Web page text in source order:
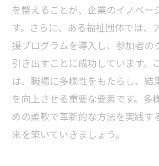
を整えることが、企業のイノベー
す。さらに、ある福祉団体では、
援プログラムを導入し、参加者の
引き出すことに成功しています。
は、職場に多様性をもたらし、結
を向上させる重要な要素です。多
めの柔軟で革新的な方法を実践す
来を築いていきましょう。